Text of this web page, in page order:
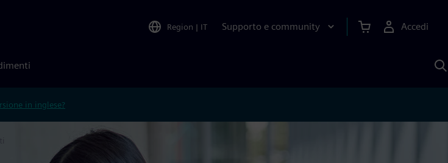
Region | IT Supporto e community Accedi
in inglese?